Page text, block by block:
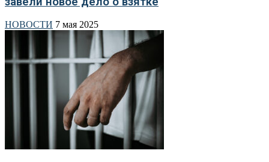
НОВОСТИ 7 мая 2025